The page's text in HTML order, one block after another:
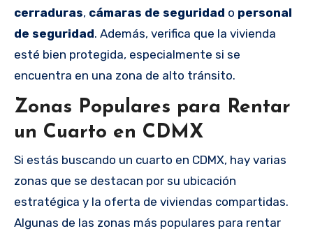
cerraduras, cámaras de seguridad o personal
de seguridad. Además, verifica que la vivienda
esté bien protegida, especialmente si se
encuentra en una zona de alto tránsito.
Zonas Populares para Rentar
un Cuarto en CDMX
Si estás buscando un cuarto en CDMX, hay varias
zonas que se destacan por su ubicación
estratégica y la oferta de viviendas compartidas.
Algunas de las zonas más populares para rentar